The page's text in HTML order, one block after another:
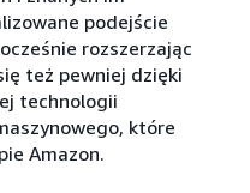
podejście
rozszerzając
też pewniej dzięki
technologii
które
Amazon.